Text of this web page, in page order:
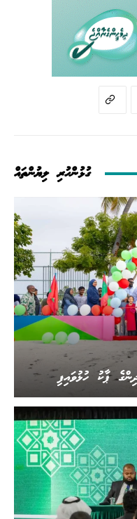
ގުޅުންހުރި ލިޔުންތައް
ޕާކު ހުޅުވައިފި